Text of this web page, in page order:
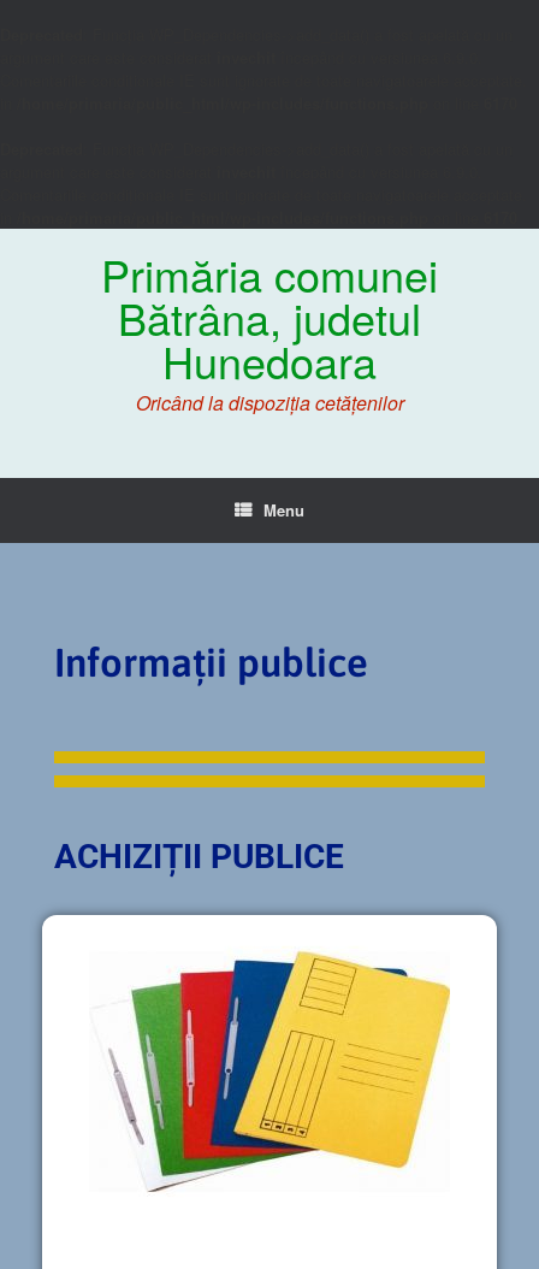
Primăria comunei
Bătrâna, judetul
Hunedoara
Oricând la dispoziția cetățenilor
Menu
Informații publice
ACHIZIȚII PUBLICE